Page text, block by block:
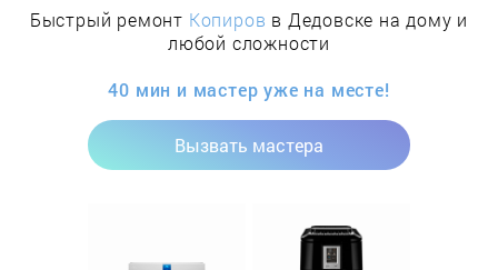
Быстрый ремонт Копиров в Дедовске на дому и
любой сложности
40 мин и мастер уже на месте!
Вызвать мастера